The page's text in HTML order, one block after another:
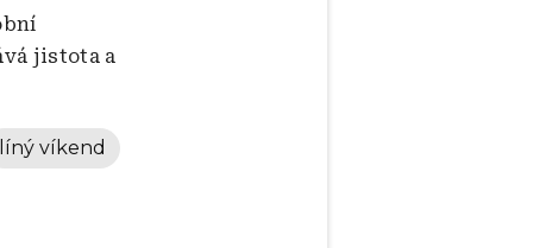
jistota a
líný víkend